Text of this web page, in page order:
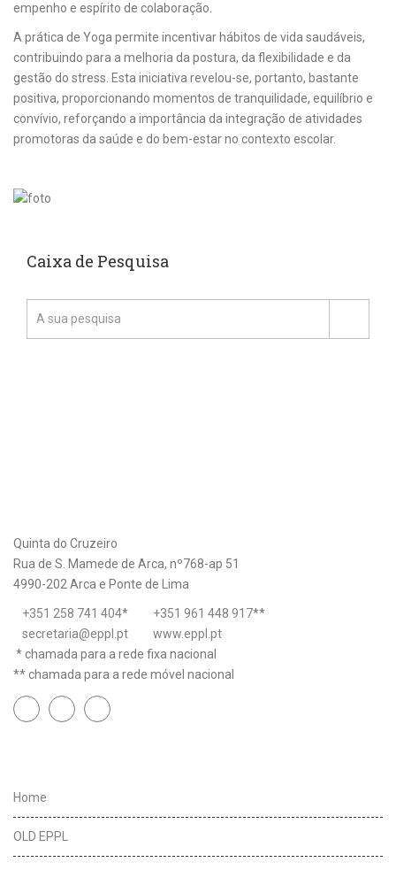
empenho e espírito de colaboração.
A prática de Yoga permite incentivar hábitos de vida saudáveis,
contribuindo para a melhoria da postura, da flexibilidade e da
gestão do stress. Esta iniciativa revelou-se, portanto, bastante
positiva, proporcionando momentos de tranquilidade, equilíbrio e
convívio, reforçando a importância da integração de atividades
promotoras da saúde e do bem-estar no contexto escolar.
Caixa de Pesquisa
Quinta do Cruzeiro
Rua de S. Mamede de Arca, nº768-ap 51
4990-202 Arca e Ponte de Lima
+351 258 741 404* +351 961 448 917**
secretaria@eppl.pt
www.eppl.pt
* chamada para a rede fixa nacional
** chamada para a rede móvel nacional
Home
OLD EPPL